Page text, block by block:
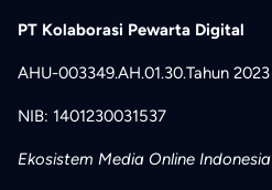
PT Kolaborasi Pewarta Digital
AHU-003349.AH.01.30.Tahun 2023
NIB: 1401230031537
Ekosistem Media Online Indonesia